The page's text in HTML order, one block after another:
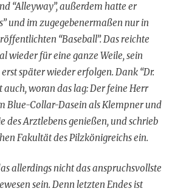
“Alleyway”, außerdem hatte er
und im zugegebenermaßen nur in
“Baseball”. Das reichte
wieder für eine ganze Weile, sein
später wieder erfolgen. Dank “Dr.
woran das lag: Der feine Herr
Blue-Collar-Dasein als Klempner und
des Arztlebens genießen, und schrieb
Fakultät des Pilzkönigreichs ein.
allerdings nicht das anspruchsvollste
sein. Denn letzten Endes ist